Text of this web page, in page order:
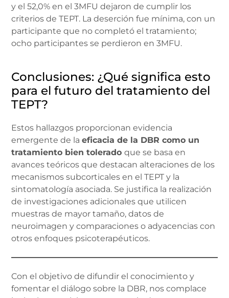
y el 52,0% en el 3MFU dejaron de cumplir los
criterios de TEPT. La deserción fue mínima, con un
participante que no completó el tratamiento;
ocho participantes se perdieron en 3MFU.
Conclusiones: ¿Qué significa esto
para el futuro del tratamiento del
TEPT?
Estos hallazgos proporcionan evidencia
emergente de laeficacia de la DBR como un
tratamiento bien toleradoque se basa en
avances teóricos que destacan alteraciones de los
mecanismos subcorticales en el TEPT y la
sintomatología asociada. Se justifica la realización
de investigaciones adicionales que utilicen
muestras de mayor tamaño, datos de
neuroimagen y comparaciones o adyacencias con
otros enfoques psicoterapéuticos.
Con el objetivo de difundir el conocimiento y
fomentar el diálogo sobre la DBR, nos complace